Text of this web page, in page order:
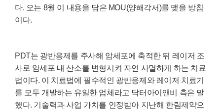
다. 오는 8월 이 내용을 담은 MOU(양해각서)를 맺을 방침
이다.
PDT는 광반응제를 주사해 암세포에 축적한 뒤 레이저 조
사로 암세포 내 산소를 변형시켜 자연 사멸하게 하는 치료
법이다. 이 치료법에 필수적인 광반응제와 레이저 치료기
를 모두 개발하는 유일한 업체라고 닥터아이앤비 측은 말
했다. 기술력과 사업 가치를 인정받아 지난해 한림제약으